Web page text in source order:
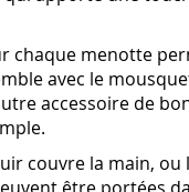
chaque menotte
avec le
accessoire de
couvre la main, ou